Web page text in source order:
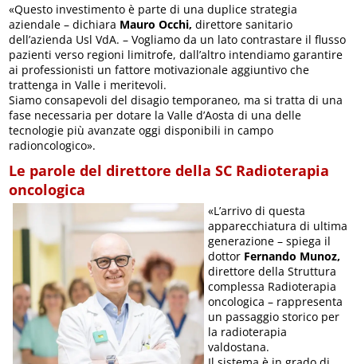
«Questo investimento è parte di una duplice strategia
aziendale – dichiara Mauro Occhi, direttore sanitario
dell’azienda Usl VdA. – Vogliamo da un lato contrastare il flusso
pazienti verso regioni limitrofe, dall’altro intendiamo garantire
ai professionisti un fattore motivazionale aggiuntivo che
trattenga in Valle i meritevoli.
Siamo consapevoli del disagio temporaneo, ma si tratta di una
fase necessaria per dotare la Valle d’Aosta di una delle
tecnologie più avanzate oggi disponibili in campo
radioncologico».
Le parole del direttore della SC Radioterapia
oncologica
«L’arrivo di questa
apparecchiatura di ultima
generazione – spiega il
dottor Fernando Munoz,
direttore della Struttura
complessa Radioterapia
oncologica – rappresenta
un passaggio storico per
la radioterapia
valdostana.